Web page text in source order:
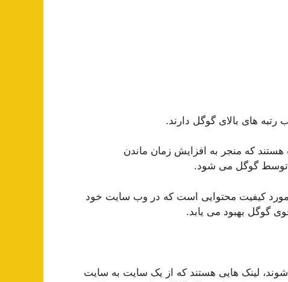
های بالای گوگل دارند.
که منجر به افزایش زمان ماندن
توسط گوگل می شود.
مورد کیفیت محتوایی است که در وب سایت خود
گوگل بهبود می یابد.
لینک هایی هستند که از یک سایت به سایت